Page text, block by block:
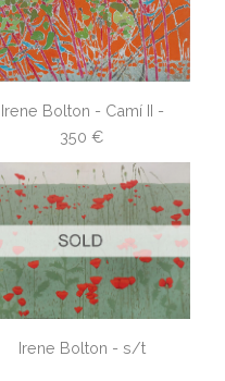
Irene Bolton - Camí II -
350 €
Irene Bolton - s/t